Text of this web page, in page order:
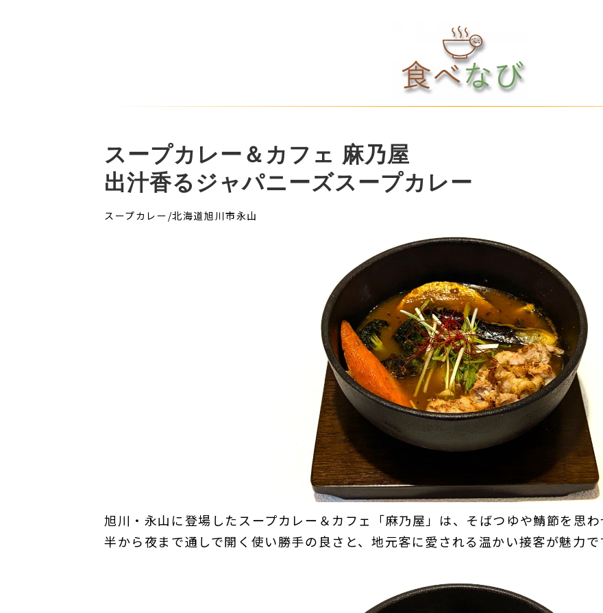
スープカレー＆カフェ 麻乃屋
出汁香るジャパニーズスープカレー
スープカレー/北海道旭川市永山
旭川・永山に登場したスープカレー＆カフェ「麻乃屋」は、そばつゆや鯖節を思
半から夜まで通しで開く使い勝手の良さと、地元客に愛される温かい接客が魅力で